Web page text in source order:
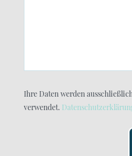
Ihre Daten werden
verwendet.